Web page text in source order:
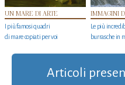
UN MARE DI ARTE
I più famosi quadri
di mare copiati per voi
IMMAGINI
Le più
burrasche in
Articoli